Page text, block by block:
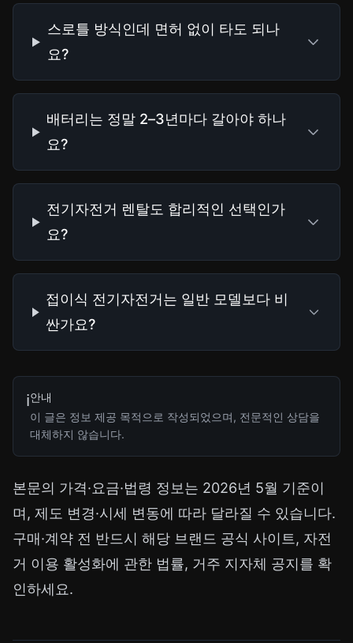
스로틀 방식인데 면허 없이 타도 되나
요?
배터리는 정말 2–3년마다 갈아야 하나
요?
전기자전거 렌탈도 합리적인 선택인가
요?
접이식 전기자전거는 일반 모델보다 비
싼가요?
ℹ️안내
이 글은 정보 제공 목적으로 작성되었으며, 전문적인 상담을
대체하지 않습니다.
본문의 가격·요금·법령 정보는 2026년 5월 기준이
며, 제도 변경·시세 변동에 따라 달라질 수 있습니다.
구매·계약 전 반드시 해당 브랜드 공식 사이트, 자전
거 이용 활성화에 관한 법률, 거주 지자체 공지를 확
인하세요.